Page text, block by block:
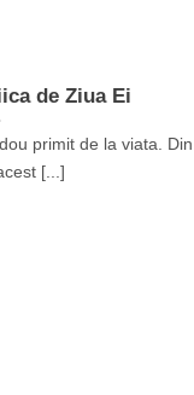
de Ziua Ei
primit de la viata. Din
[...]